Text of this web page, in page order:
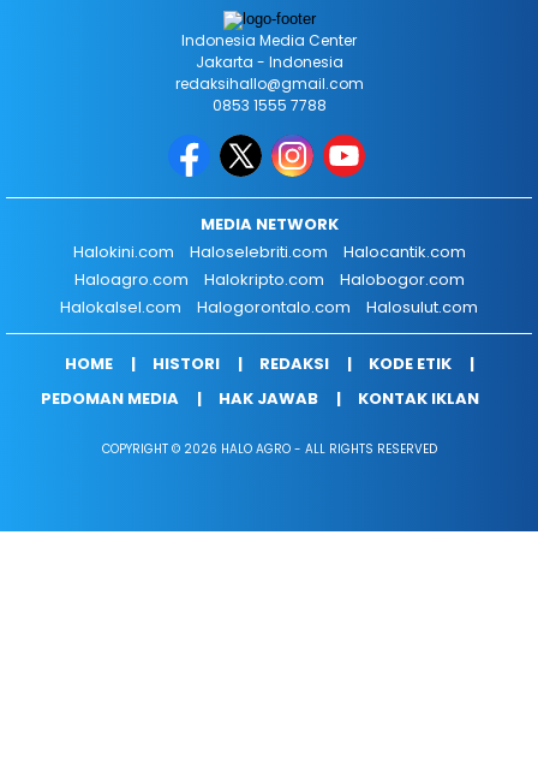
Indonesia Media Center
Jakarta - Indonesia
redaksihallo@gmail.com
0853 1555 7788
MEDIA NETWORK
Halokini.com
Haloselebriti.com
Halocantik.com
Haloagro.com
Halokripto.com
Halobogor.com
Halokalsel.com
Halogorontalo.com Halosulut.com
HOME HISTORI REDAKSI
KODE ETIK
PEDOMAN MEDIA
HAK JAWAB KONTAK IKLAN
COPYRIGHT © 2026 HALO AGRO - ALL RIGHTS RESERVED